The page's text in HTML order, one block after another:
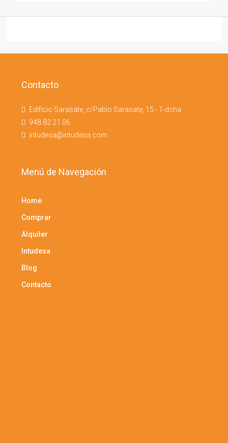
Contacto
Edificio Sarasate, c/Pablo Sarasate, 15 - 1-dcha
948 82 21 06
intudesa@intudesa.com
Menú de Navegación
Home
Comprar
Alquiler
Intudesa
Blog
Contacto